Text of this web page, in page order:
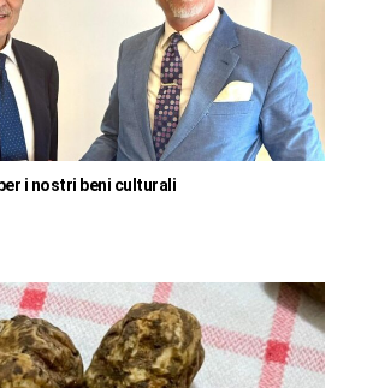
i nostri beni culturali